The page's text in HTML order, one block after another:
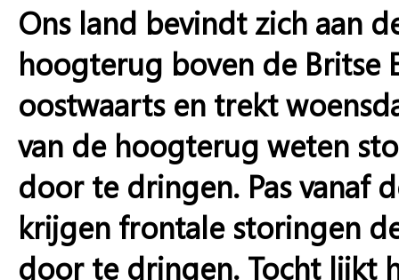
Ons land bevindt zich aan
hoogterug boven de Britse
oostwaarts en trekt
van de hoogterug weten
door te dringen. Pas vanaf
krijgen frontale storingen
door te dringen. Tocht lijkt